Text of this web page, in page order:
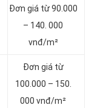
Đơn giá từ 90.000
– 140. 000
vnđ/m²
Đơn giá từ
100.000 – 150.
000 vnđ/m²